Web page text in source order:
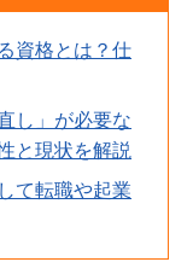
資格とは？仕
し」が必要な
と現状を解説
て転職や起業